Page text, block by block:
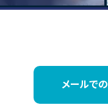
メールで